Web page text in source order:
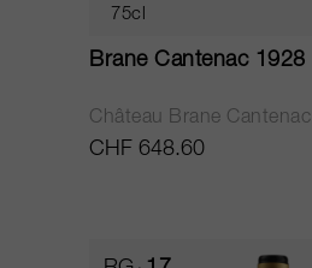
75cl
Brane Cantenac 1928
Château Brane Cantenac
CHF 648.60